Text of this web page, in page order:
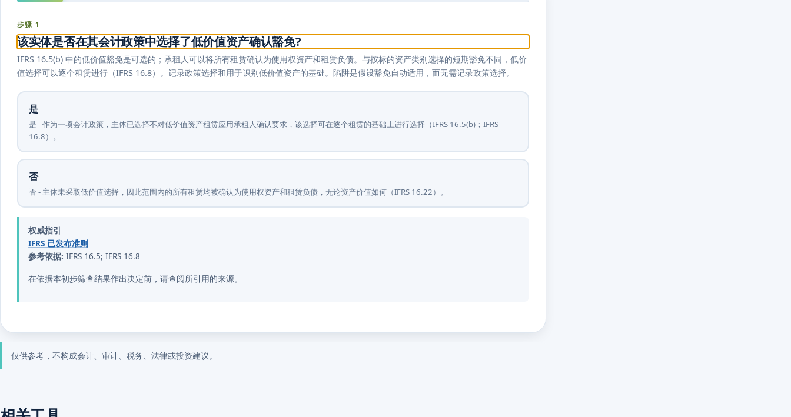
步骤 1
该实体是否在其会计政策中选择了低价值资产确认豁免?
IFRS 16.5(b) 中的低价值豁免是可选的；承租人可以将所有租赁确认为使用权资产和租赁负债。与按标的资产类别选择的短期豁免不同，低价
值选择可以逐个租赁进行（IFRS 16.8）。记录政策选择和用于识别低价值资产的基础。陷阱是假设豁免自动适用，而无需记录政策选择。
是
是 - 作为一项会计政策，主体已选择不对低价值资产租赁应用承租人确认要求，该选择可在逐个租赁的基础上进行选择（IFRS 16.5(b)；IFRS
16.8）。
否
否 - 主体未采取低价值选择，因此范围内的所有租赁均被确认为使用权资产和租赁负债，无论资产价值如何（IFRS 16.22）。
权威指引
IFRS 已发布准则
参考依据: IFRS 16.5; IFRS 16.8
在依据本初步筛查结果作出决定前，请查阅所引用的来源。
仅供参考，不构成会计、审计、税务、法律或投资建议。